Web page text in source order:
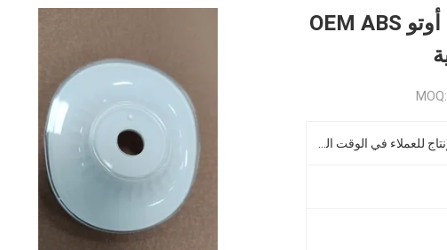
أجزاء صبغية بلاستيكية مخصصة أوتو OEM ABS
MOQ: